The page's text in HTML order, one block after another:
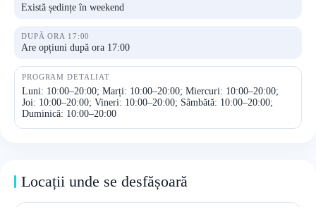
Există ședințe în weekend
DUPĂ ORA 17:00
Are opțiuni după ora 17:00
PROGRAM DETALIAT
Luni: 10:00–20:00; Marți: 10:00–20:00; Miercuri: 10:00–20:00;
Joi: 10:00–20:00; Vineri: 10:00–20:00; Sâmbătă: 10:00–20:00;
Duminică: 10:00–20:00
Locații unde se desfășoară